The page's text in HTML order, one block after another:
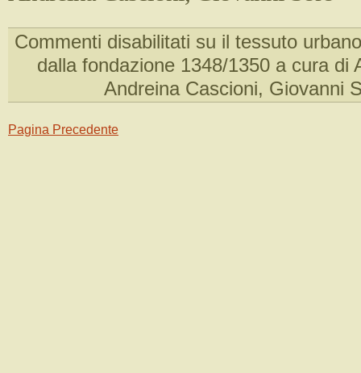
Commenti disabilitati su il tessuto
dalla fondazione 1348/1350 a cura di
Andreina Cascioni, Giovanni
Pagina Precedente